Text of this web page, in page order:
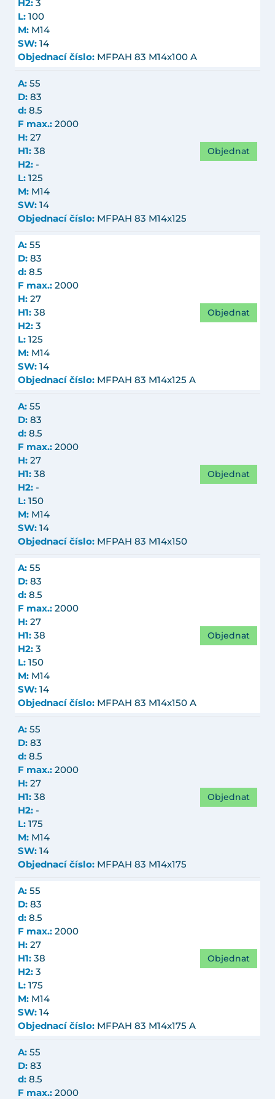
H2: 3
L: 100
M: M14
SW: 14
Objednací číslo: MFPAH 83 M14x100 A
A: 55
D: 83
d: 8.5
F max.: 2000
H: 27
H1: 38
H2: -
L: 125
M: M14
SW: 14
Objednací číslo: MFPAH 83 M14x125
Objednat
A: 55
D: 83
d: 8.5
F max.: 2000
H: 27
H1: 38
H2: 3
L: 125
M: M14
SW: 14
Objednací číslo: MFPAH 83 M14x125 A
Objednat
A: 55
D: 83
d: 8.5
F max.: 2000
H: 27
H1: 38
H2: -
L: 150
M: M14
SW: 14
Objednací číslo: MFPAH 83 M14x150
Objednat
A: 55
D: 83
d: 8.5
F max.: 2000
H: 27
H1: 38
H2: 3
L: 150
M: M14
SW: 14
Objednací číslo: MFPAH 83 M14x150 A
Objednat
A: 55
D: 83
d: 8.5
F max.: 2000
H: 27
H1: 38
H2: -
L: 175
M: M14
SW: 14
Objednací číslo: MFPAH 83 M14x175
Objednat
A: 55
D: 83
d: 8.5
F max.: 2000
H: 27
H1: 38
H2: 3
L: 175
M: M14
SW: 14
Objednací číslo: MFPAH 83 M14x175 A
Objednat
A: 55
D: 83
d: 8.5
F max.: 2000